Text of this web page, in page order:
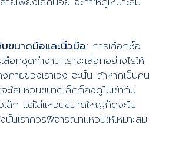
บขนาดมือและนิ้วมือ: การเลือกซื้อ
อกชุดทำงาน เราจะเลือกอย่างไรให้
งกายของเราเอง ฉะนั้น ถ้าหากเป็นคน
ใส่แหวนขนาดเล็กก็คงดูไม่เข้ากัน
ล็ก แต่ใส่แหวนขนาดใหญ่ก็ดูจะไม่
นั้นเราควรพิจารณาแหวนให้เหมาะสม